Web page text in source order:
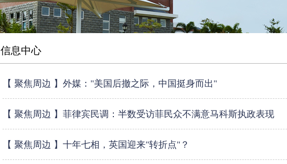
信息中心
【 聚焦周边 】外媒："美国后撤之际，中国挺身而出"
【 聚焦周边 】菲律宾民调：半数受访菲民众不满意马科斯执政表现
【 聚焦周边 】十年七相，英国迎来"转折点"？